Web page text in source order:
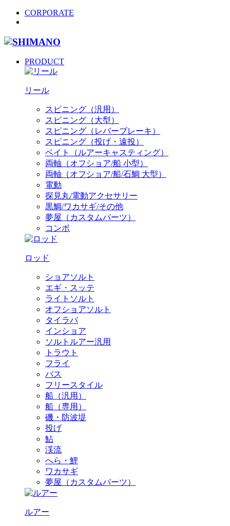
CORPORATE
PRODUCT
リール
スピニング（汎用）
スピニング（大型）
スピニング（レバーブレーキ）
スピニング（投げ・遠投）
ベイト（ルアーキャスティング）
両軸（オフショア/船 小型）
両軸（オフショア/船/石鯛 大型）
電動
探見丸/電動アクセサリー
黒鯛/ワカサギ/その他
夢屋（カスタムパーツ）
コンボ
ロッド
ショアソルト
エギ・スッテ
ライトソルト
オフショアソルト
タイラバ
インショア
ソルトルアー汎用
トラウト
フライ
バス
フリースタイル
船（汎用）
船（専用）
磯・防波堤
投げ
鮎
渓流
へら・鯉
ワカサギ
夢屋（カスタムパーツ）
ルアー